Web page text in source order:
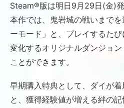
Steam®版は明日9月29日(金)発
本作では、鬼岩城の戦いまで
ーモード」と、プレイするた
変化するオリジナルダンジョ
ことができます。
早期購入特典として、ダイが
と、獲得経験値が増える絆の